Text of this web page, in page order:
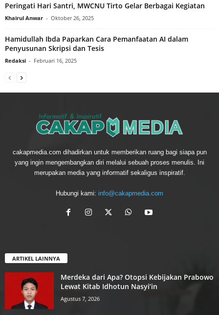
Peringati Hari Santri, MWCNU Tirto Gelar Berbagai Kegiatan
Khairul Anwar - Oktober 26, 2025
Hamidullah Ibda Paparkan Cara Pemanfaatan AI dalam
Penyusunan Skripsi dan Tesis
Redaksi - Februari 16, 2025
cakapmedia.com dihadirkan untuk memberikan ruang bagi siapa pun
yang ingin mengembangkan diri melalui sebuah proses menulis. Ini
merupakan media yang informatif sekaligus inspiratif.
Hubungi kami: info@cakapmedia.com
ARTIKEL LAINNYA
Merdeka dari Apa? Otopsi Kebijakan Prabowo
Lewat Kitab Idhotun Nasyi’in
Agustus 7, 2026